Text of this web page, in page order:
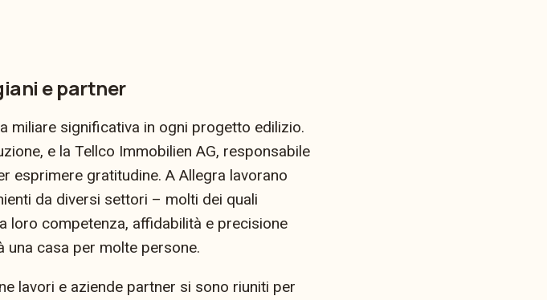
e partner
miliare significativa in ogni progetto edilizio.
e la Tellco Immobilien AG, responsabile
esprimere gratitudine. A Allegra lavorano
da diversi settori – molti dei quali
loro competenza, affidabilità e precisione
una casa per molte persone.
lavori e aziende partner si sono riuniti per